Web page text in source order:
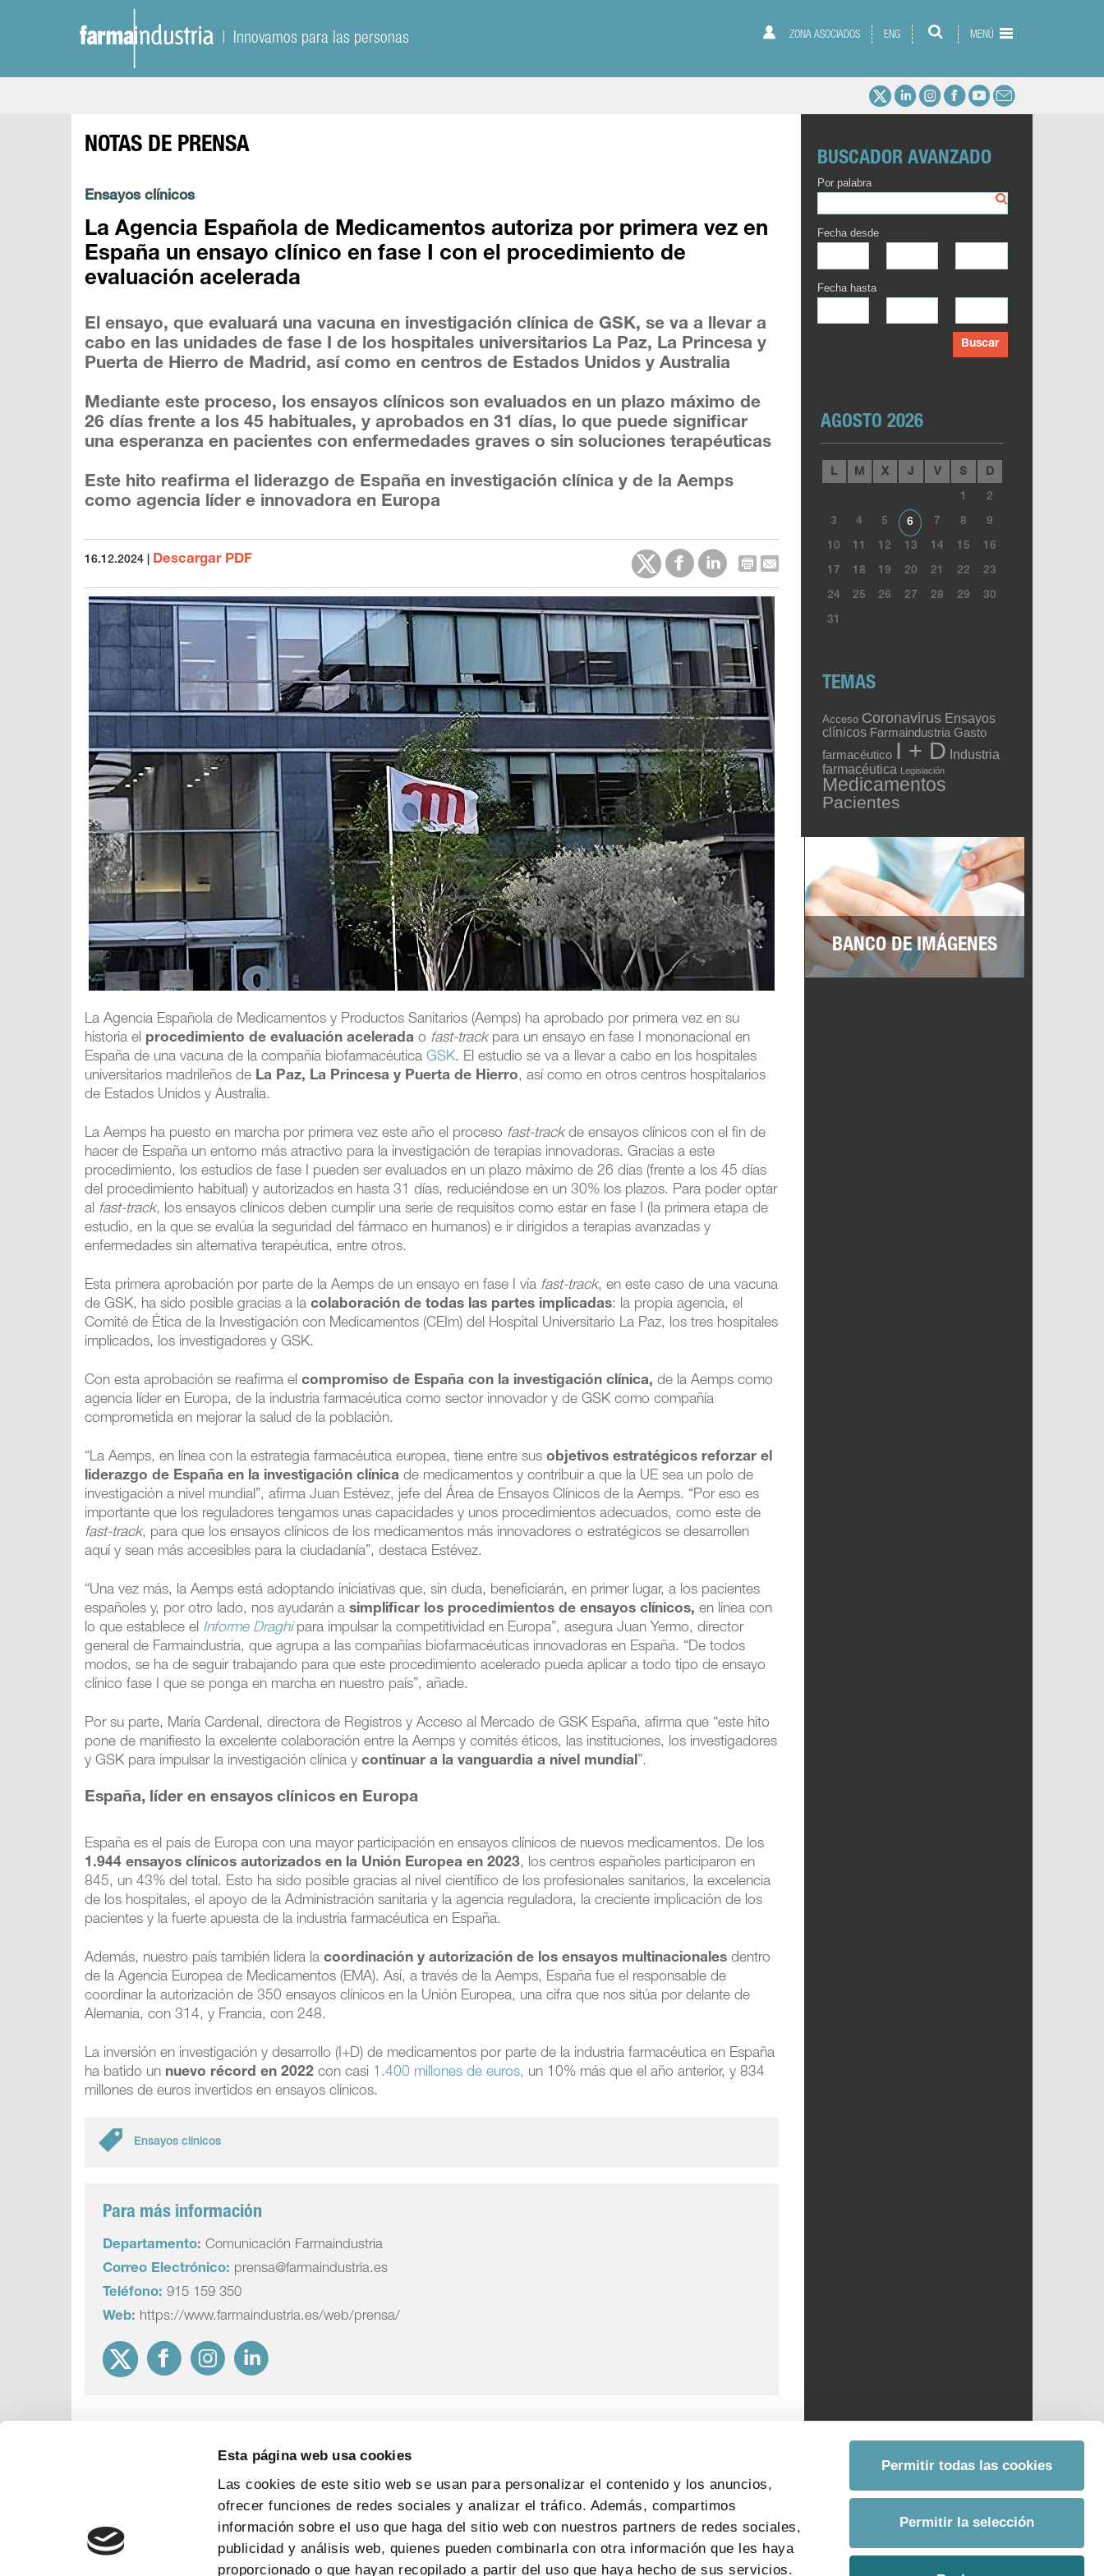
Esta página web usa cookies
Las cookies de este sitio web se usan para personalizar el contenido y los anuncios,
ofrecer funciones de redes sociales y analizar el tráfico. Además, compartimos
información sobre el uso que haga del sitio web con nuestros partners de redes sociales,
publicidad y análisis web, quienes pueden combinarla con otra información que les haya
proporcionado o que hayan recopilado a partir del uso que haya hecho de sus servicios.
Permitir todas las cookies
Permitir la selección
| Innovamos para las personas ZONA ASOCIADOS ENG MENÚ
NOTAS DE PRENSA
Ensayos clínicos
La Agencia Española de Medicamentos autoriza por primera vez en
España un ensayo clínico en fase I con el procedimiento de
evaluación acelerada
El ensayo, que evaluará una vacuna en investigación clínica de GSK, se va a llevar a
cabo en las unidades de fase I de los hospitales universitarios La Paz, La Princesa y
Puerta de Hierro de Madrid, así como en centros de Estados Unidos y Australia
Mediante este proceso, los ensayos clínicos son evaluados en un plazo máximo de
26 días frente a los 45 habituales, y aprobados en 31 días, lo que puede significar
una esperanza en pacientes con enfermedades graves o sin soluciones terapéuticas
Este hito reafirma el liderazgo de España en investigación clínica y de la Aemps
como agencia líder e innovadora en Europa
16.12.2024 Descargar PDF
La Agencia Española de Medicamentos y Productos Sanitarios (Aemps) ha aprobado por primera vez en su
historia el procedimiento de evaluación acelerada o fast-trackpara un ensayo en fase I mononacional en
España de una vacuna de la compañía biofarmacéuticaGSK. El estudio se va a llevar a cabo en los hospitales
universitarios madrileños de La Paz, La Princesa y Puerta de Hierro, así como en otros centros hospitalarios
de Estados Unidos y Australia.
La Aemps ha puesto en marcha por primera vez este año el proceso fast-trackde ensayos clínicos con el fin de
hacer de España un entorno más atractivo para la investigación de terapias innovadoras. Gracias a este
procedimiento, los estudios de fase I pueden ser evaluados en un plazo máximo de 26 días (frente a los 45 días
del procedimiento habitual) y autorizados en hasta 31 días, reduciéndose en un 30% los plazos. Para poder optar
al fast-track, los ensayos clínicos deben cumplir una serie de requisitos como estar en fase I (la primera etapa de
estudio, en la que se evalúa la seguridad del fármaco en humanos) e ir dirigidos a terapias avanzadas y
enfermedades sin alternativa terapéutica, entre otros.
Esta primera aprobación por parte de la Aemps de un ensayo en fase I vía fast-track, en este caso de una vacuna
de GSK, ha sido posible gracias a lacolaboración de todas las partes implicadas: la propia agencia, el
Comité de Ética de la Investigación con Medicamentos (CEIm) del Hospital Universitario La Paz, los tres hospitales
implicados, los investigadores y GSK.
Con esta aprobación se reafirma elcompromiso de España con la investigación clínica, de la Aemps como
agencia líder en Europa, de la industria farmacéutica como sector innovador y de GSK como compañía
comprometida en mejorar la salud de la población.
“La Aemps, en línea con la estrategia farmacéutica europea, tiene entre susobjetivos estratégicos reforzar el
liderazgo de España en la investigación clínica de medicamentos y contribuir a que la UE sea un polo de
investigación a nivel mundial”, afirma Juan Estévez, jefe del Área de Ensayos Clínicos de la Aemps. “Por eso es
importante que los reguladores tengamos unas capacidades y unos procedimientos adecuados, como este de
fast-track, para que los ensayos clínicos de los medicamentos más innovadores o estratégicos se desarrollen
aquí y sean más accesibles para la ciudadanía”, destaca Estévez.
“Una vez más, la Aemps está adoptando iniciativas que, sin duda, beneficiarán, en primer lugar, a los pacientes
españoles y, por otro lado, nos ayudarán asimplificar los procedimientos de ensayos clínicos, en línea con
lo que establece el Informe Draghipara impulsar la competitividad en Europa”, asegura Juan Yermo, director
general de Farmaindustria, que agrupa a las compañías biofarmacéuticas innovadoras en España. “De todos
modos, se ha de seguir trabajando para que este procedimiento acelerado pueda aplicar a todo tipo de ensayo
clínico fase I que se ponga en marcha en nuestro país”, añade.
Por su parte, María Cardenal, directora de Registros y Acceso al Mercado de GSK España, afirma que “este hito
pone de manifiesto la excelente colaboración entre la Aemps y comités éticos, las instituciones, los investigadores
y GSK para impulsar la investigación clínica ycontinuar a la vanguardia a nivel mundial”.
España, líder en ensayos clínicos en Europa
España es el país de Europa con una mayor participación en ensayos clínicos de nuevos medicamentos. De los
1.944 ensayos clínicos autorizados en la Unión Europea en 2023, los centros españoles participaron en
845, un 43% del total. Esto ha sido posible gracias al nivel científico de los profesionales sanitarios, la excelencia
de los hospitales, el apoyo de la Administración sanitaria y la agencia reguladora, la creciente implicación de los
pacientes y la fuerte apuesta de la industria farmacéutica en España.
Además, nuestro país también lidera lacoordinación y autorización de los ensayos multinacionales dentro
de la Agencia Europea de Medicamentos (EMA). Así, a través de la Aemps, España fue el responsable de
coordinar la autorización de 350 ensayos clínicos en la Unión Europea, una cifra que nos sitúa por delante de
Alemania, con 314, y Francia, con 248.
La inversión en investigación y desarrollo (I+D) de medicamentos por parte de la industria farmacéutica en España
ha batido un nuevo récord en 2022 con casi 1.400 millones de euros, un 10% más que el año anterior, y 834
millones de euros invertidos en ensayos clínicos.
Ensayos clínicos
Para más información
Departamento: Comunicación Farmaindustria
Correo Electrónico: prensa@farmaindustria.es
Teléfono: 915 159 350
Web: https://www.farmaindustria.es/web/prensa/
BUSCADOR AVANZADO
Por palabra
Fecha desde
Fecha hasta
Buscar
AGOSTO 2026
L M X J V S D
1 2
3 4 5 6 7 8 9
10 11 12 13 14 15 16
17 18 19 20 21 22 23
24 25 26 27 28 29 30
31
TEMAS
Acceso Coronavirus Ensayos
clínicos Farmaindustria Gasto
farmacéutico I + D Industria
farmacéutica Legislación
Medicamentos
Pacientes
BANCO DE IMÁGENES